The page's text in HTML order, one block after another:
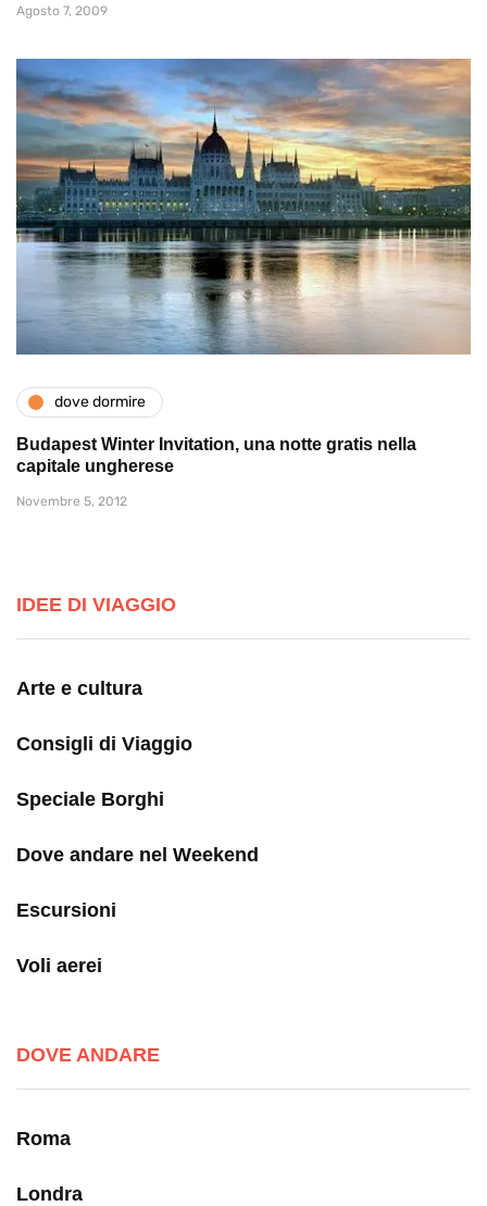
Agosto 7, 2009
dove dormire
Budapest Winter Invitation, una notte gratis nella
capitale ungherese
Novembre 5, 2012
IDEE DI VIAGGIO
Arte e cultura
Consigli di Viaggio
Speciale Borghi
Dove andare nel Weekend
Escursioni
Voli aerei
DOVE ANDARE
Roma
Londra